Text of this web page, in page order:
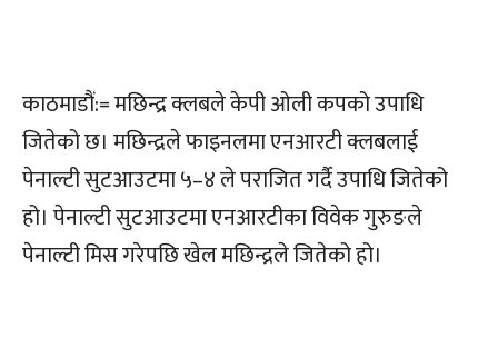
काठमाडौं:= मछिन्द्र क्लबले केपी ओली कपको उपाधि
जितेको छ। मछिन्द्रले फाइनलमा एनआरटी क्लबलाई
पेनाल्टी सुटआउटमा ५–४ ले पराजित गर्दै उपाधि जितेको
हो। पेनाल्टी सुटआउटमा एनआरटीका विवेक गुरुङले
पेनाल्टी मिस गरेपछि खेल मछिन्द्रले जितेको हो।